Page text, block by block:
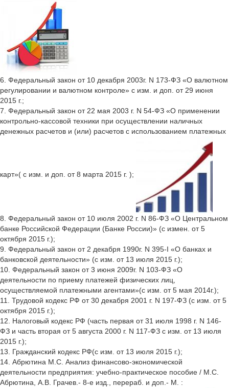
6. Федеральный закон от 10 декабря 2003г. N 173-ФЗ «О валютном
регулировании и валютном контроле» с изм. и доп. от 29 июня
2015 г.;
7. Федеральный закон от 22 мая 2003 г. N 54-ФЗ «О применении
контрольно-кассовой техники при осуществлении наличных
денежных расчетов и (или) расчетов с использованием платежных
карт»( с изм. и доп. от 8 марта 2015 г. );
8. Федеральный закон от 10 июля 2002 г. N 86-ФЗ «О Центральном
банке Российской Федерации (Банке России)» (с измен. от 5
октября 2015 г.);
9. Федеральный закон от 2 декабря 1990г. N 395-I «О банках и
банковской деятельности» (с изм. от 13 июля 2015 г.);
10. Федеральный закон от 3 июня 2009г. N 103-ФЗ «О
деятельности по приему платежей физических лиц,
осуществляемой платежными агентами»(с изм. от 5 мая 2014г.);
11. Трудовой кодекс РФ от 30 декабря 2001 г. N 197-ФЗ (с изм. от 5
октября 2015 г.);
12. Налоговый кодекс РФ (часть первая от 31 июля 1998 г. N 146-
ФЗ и часть вторая от 5 августа 2000 г. N 117-ФЗ с изм. от 13 июля
2015 г.);
13. Гражданский кодекс РФ(с изм. от 13 июля 2015 г.);
14. Абрютина М.С. Анализ финансово-экономической
деятельности предприятия: учебно-практическое пособие / М.С.
Абрютина, А.В. Грачев.- 8-е изд., перераб. и доп.- М. :